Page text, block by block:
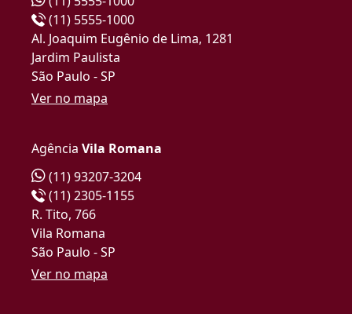
(11) 5555-1000
Al. Joaquim Eugênio de Lima, 1281
Jardim Paulista
São Paulo - SP
Ver no mapa
Agência Vila Romana
(11) 93207-3204
(11) 2305-1155
R. Tito, 766
Vila Romana
São Paulo - SP
Ver no mapa